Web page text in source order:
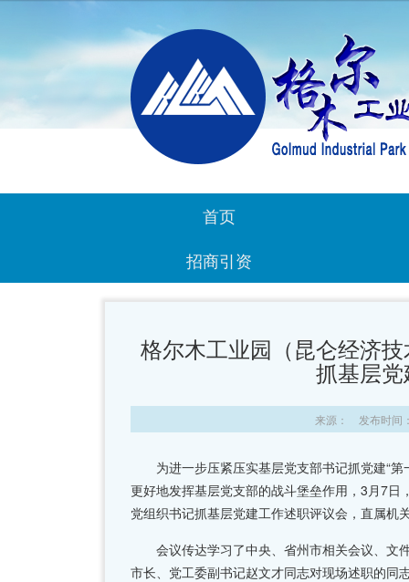
首页
招商引资
格尔木工业园（昆仑经济
抓基层
来源： 发布时间
为进一步压紧压实基层党支部书记抓党建“第
更好地发挥基层党支部的战斗堡垒作用，3月7
党组织书记抓基层党建工作述职评议会，直属机
会议传达学习了中央、省州市相关会议、文
市长、党工委副书记赵文才同志对现场述职的同